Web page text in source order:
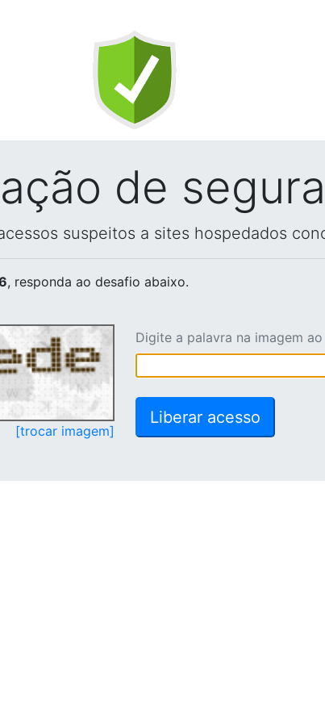
de
suspeitos a sites hospedados
, responda ao desafio abaixo.
[trocar imagem]
Digite a palavra na imagem